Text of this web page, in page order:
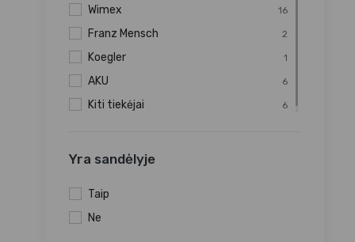
Wimex 16
Franz Mensch 2
Koegler 1
AKU 6
Kiti tiekėjai 6
Yra sandėlyje
Taip
Ne